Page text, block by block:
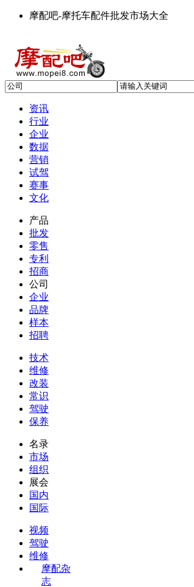
摩配吧-摩托车配件批发市场大全
资讯
行业
企业
数据
营销
试驾
赛事
文化
产品
批发
零售
专利
招商
公司
企业
品牌
样本
招聘
技术
维修
改装
常识
驾驶
保养
名录
市场
组织
展会
国内
国际
视频
驾驶
维修
摩配杂
志